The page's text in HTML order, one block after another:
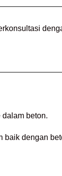
beton.
baik dengan